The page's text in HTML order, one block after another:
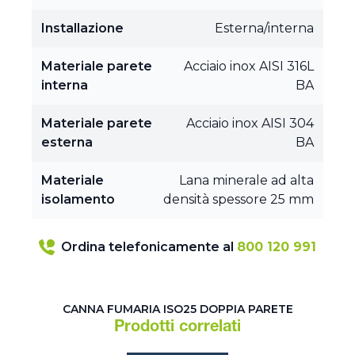
Installazione Esterna/interna
Materiale parete
interna
Acciaio inox AISI 316L
BA
Materiale parete
esterna
Acciaio inox AISI 304
BA
Materiale
isolamento
Lana minerale ad alta
densità spessore 25 mm
Ordina telefonicamente al 800 120 991
CANNA FUMARIA ISO25 DOPPIA PARETE
Prodotti correlati